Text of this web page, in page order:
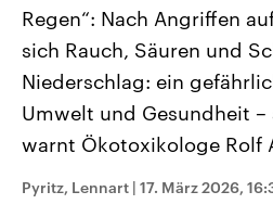
Landtagswahl Sachsen-Anhalt
Alle Informationen
Sachsen-Anhalt wählt am 6.
September 2026 einen neuen
Landtag. Seit 2021 wird das
Regen“: Nach Angriffen
sich Rauch, Säuren und
Niederschlag: ein
Umwelt und Gesundheit
warnt Ökotoxikologe Rolf
Pyritz, Lennart | 17. März 2026,